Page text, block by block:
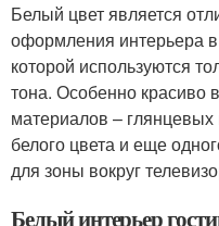
Белый цвет является
оформления интерьера
которой используются
тона. Особенно красиво
материалов – глянцевых
белого цвета и еще
для зоны вокруг
Белый интерьер